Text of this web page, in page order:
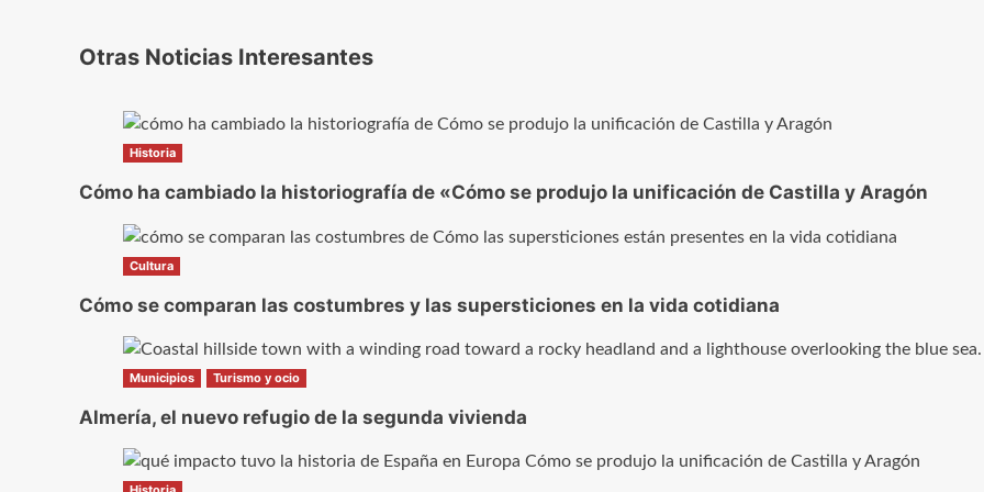
Otras Noticias Interesantes
Historia
Cómo ha cambiado la historiografía de «Cómo se produjo la unificación de Castilla y Aragón
Cultura
Cómo se comparan las costumbres y las supersticiones en la vida cotidiana
Municipios Turismo y ocio
Almería, el nuevo refugio de la segunda vivienda